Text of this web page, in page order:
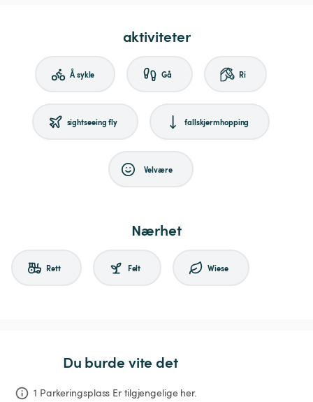
aktiviteter
Å sykle Gå Ri
sightseeing fly fallskjermhopping
Velvære
Nærhet
Rett Felt Wiese
Du burde vite det
1 Parkeringsplass Er tilgjengelige her.